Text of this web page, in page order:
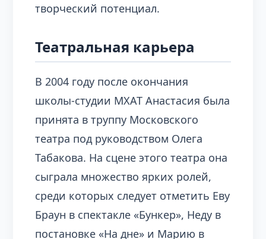
творческий потенциал.
Театральная карьера
В 2004 году после окончания
школы-студии МХАТ Анастасия была
принята в труппу Московского
театра под руководством Олега
Табакова. На сцене этого театра она
сыграла множество ярких ролей,
среди которых следует отметить Еву
Браун в спектакле «Бункер», Неду в
постановке «На дне» и Марию в